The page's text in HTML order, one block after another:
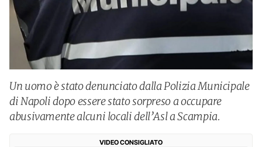
Un uomo è stato denunciato dalla Polizia Municipale
di Napoli dopo essere stato sorpreso a occupare
abusivamente alcuni locali dell’Asl a Scampia.
VIDEO CONSIGLIATO